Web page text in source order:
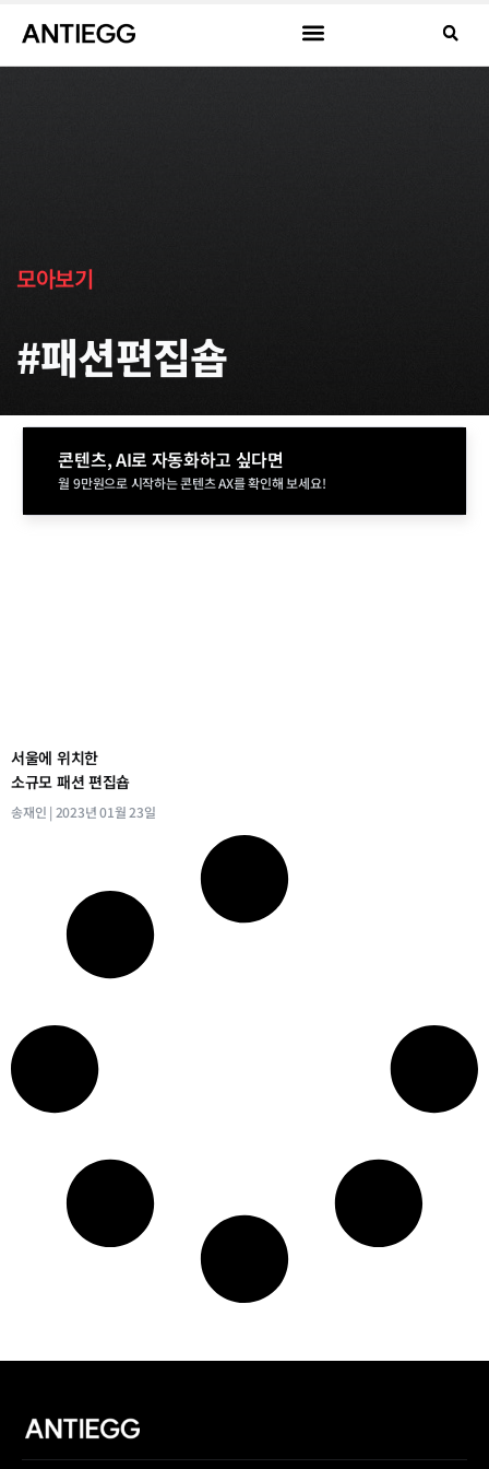
모아보기
#패션편집숍
콘텐츠, AI로 자동화하고 싶다면
월 9만원으로 시작하는 콘텐츠 AX를 확인해 보세요!
서울에 위치한
소규모 패션 편집숍
송재인 2023년 01월 23일